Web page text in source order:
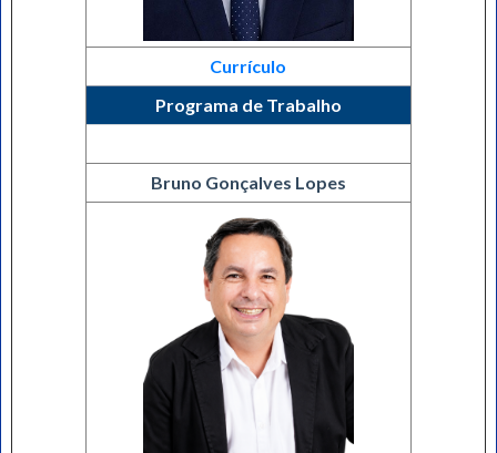
Currículo
Programa de Trabalho
Bruno Gonçalves Lopes